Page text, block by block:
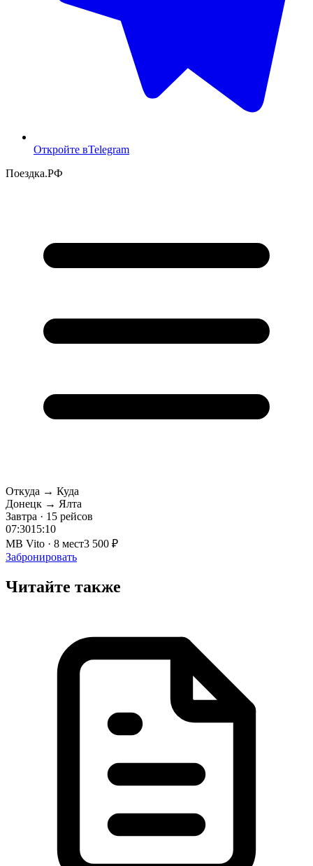
Откройте вTelegram
Поездка.РФ
Откуда → Куда
Донецк → Ялта
Завтра · 15 рейсов
07:3015:10
MB Vito · 8 мест3 500 ₽
Забронировать
Читайте также